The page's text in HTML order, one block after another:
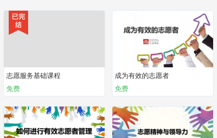
志愿服务基础课程
免费
成为有效的志愿者
免费